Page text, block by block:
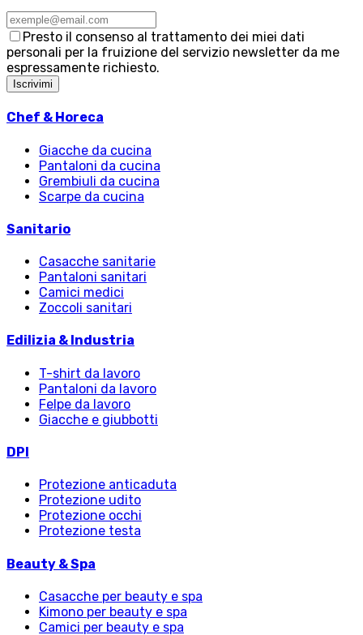
Presto il consenso al trattamento dei miei dati
personali per la fruizione del servizio newsletter da me
espressamente richiesto.
Iscrivimi
Chef & Horeca
Giacche da cucina
Pantaloni da cucina
Grembiuli da cucina
Scarpe da cucina
Sanitario
Casacche sanitarie
Pantaloni sanitari
Camici medici
Zoccoli sanitari
Edilizia & Industria
T-shirt da lavoro
Pantaloni da lavoro
Felpe da lavoro
Giacche e giubbotti
DPI
Protezione anticaduta
Protezione udito
Protezione occhi
Protezione testa
Beauty & Spa
Casacche per beauty e spa
Kimono per beauty e spa
Camici per beauty e spa